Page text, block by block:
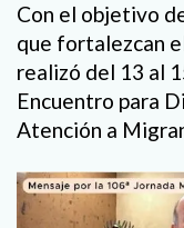
Con el objetivo
que fortalezcan
realizó del 13 al
Encuentro para
Atención a